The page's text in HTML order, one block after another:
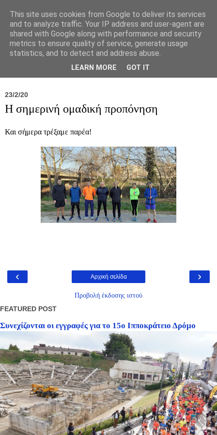
Σύλλογος Ιπποκράτειος
23/2/20
Η σημερινή ομαδική προπόνηση
Και σήμερα τρέξαμε παρέα!
‹ ›
Αρχική σελίδα
Προβολή έκδοσης ιστού
FEATURED POST
Συνεχίζονται οι εγγραφές για το 15ο Ιπποκράτειο Δρόμο
This site uses cookies from Google to deliver its services
and to analyze traffic. Your IP address and user-agent are
shared with Google along with performance and security
metrics to ensure quality of service, generate usage
statistics, and to detect and address abuse.
LEARN MORE GOT IT